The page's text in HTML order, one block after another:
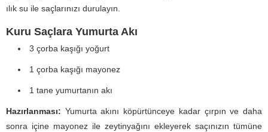
ılık su ile saçlarınızı durulayın.
Kuru Saçlara Yumurta Akı
3 çorba kaşığı yoğurt
1 çorba kaşığı mayonez
1 tane yumurtanın akı
Hazırlanması: Yumurta akını köpürtünceye kadar çırpın ve daha
sonra içine mayonez ile zeytinyağını ekleyerek saçınızın tümüne